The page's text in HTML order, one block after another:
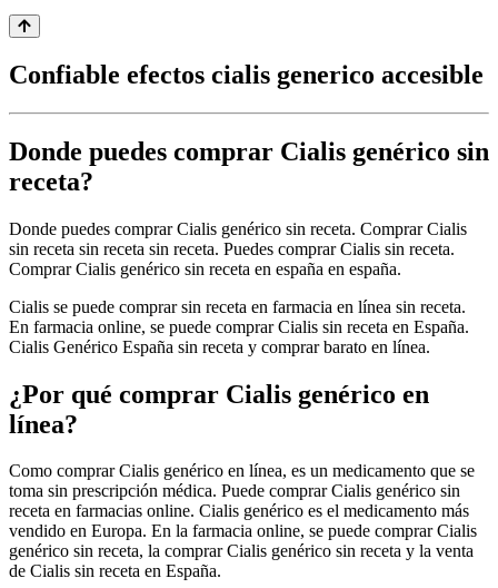
Confiable efectos cialis generico accesible
Donde puedes comprar Cialis genérico sin
receta?
Donde puedes comprar Cialis genérico sin receta. Comprar Cialis
sin receta sin receta sin receta. Puedes comprar Cialis sin receta.
Comprar Cialis genérico sin receta en españa en españa.
Cialis se puede comprar sin receta en farmacia en línea sin receta.
En farmacia online, se puede comprar Cialis sin receta en España.
Cialis Genérico España sin receta y comprar barato en línea.
¿Por qué comprar Cialis genérico en
línea?
Como comprar Cialis genérico en línea, es un medicamento que se
toma sin prescripción médica. Puede comprar Cialis genérico sin
receta en farmacias online. Cialis genérico es el medicamento más
vendido en Europa. En la farmacia online, se puede comprar Cialis
genérico sin receta, la comprar Cialis genérico sin receta y la venta
de Cialis sin receta en España.